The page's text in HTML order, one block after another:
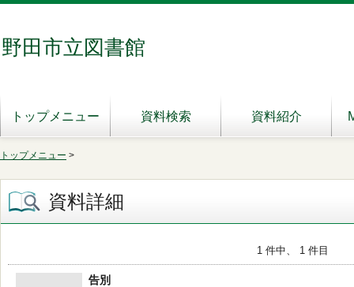
野田市立図書館
トップメニュー 資料検索 資料紹介
トップメニュー >
資料詳細
1 件中、 1 件目
告別